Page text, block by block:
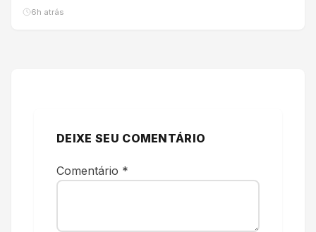
6h atrás
DEIXE SEU COMENTÁRIO
Comentário *